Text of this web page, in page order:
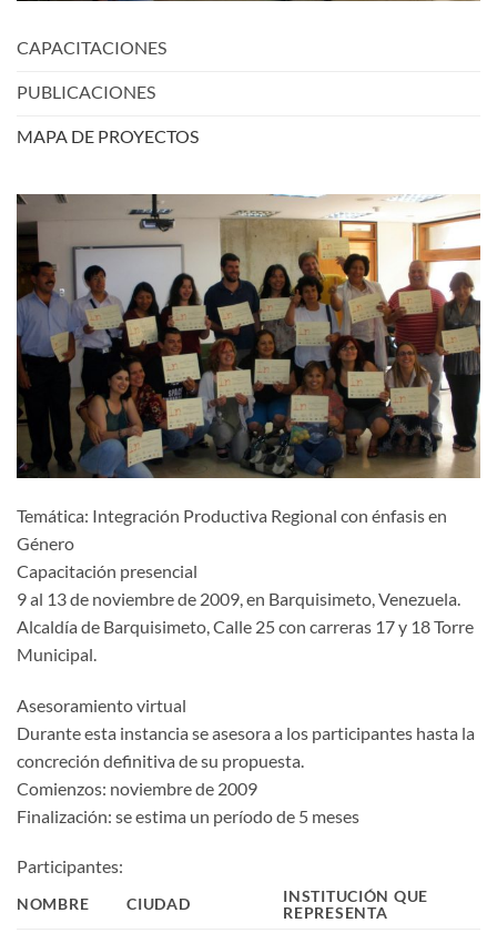
CAPACITACIONES
PUBLICACIONES
MAPA DE PROYECTOS
Temática: Integración Productiva Regional con énfasis en
Género
Capacitación presencial
9 al 13 de noviembre de 2009, en Barquisimeto, Venezuela.
Alcaldía de Barquisimeto, Calle 25 con carreras 17 y 18 Torre
Municipal.
Asesoramiento virtual
Durante esta instancia se asesora a los participantes hasta la
concreción definitiva de su propuesta.
Comienzos: noviembre de 2009
Finalización: se estima un período de 5 meses
Participantes:
NOMBRE CIUDAD
INSTITUCIÓN QUE
REPRESENTA